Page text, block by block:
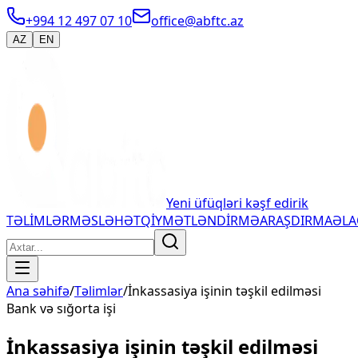
+994 12 497 07 10 office@abftc.az
AZ EN
Yeni üfüqləri kəşf edirik
TƏLİMLƏRMƏSLƏHƏTQİYMƏTLƏNDİRMƏARAŞDIRMA
Ana səhifə/Təlimlər/İnkassasiya işinin təşkil edilməsi
Bank və sığorta işi
İnkassasiya işinin təşkil edilməsi